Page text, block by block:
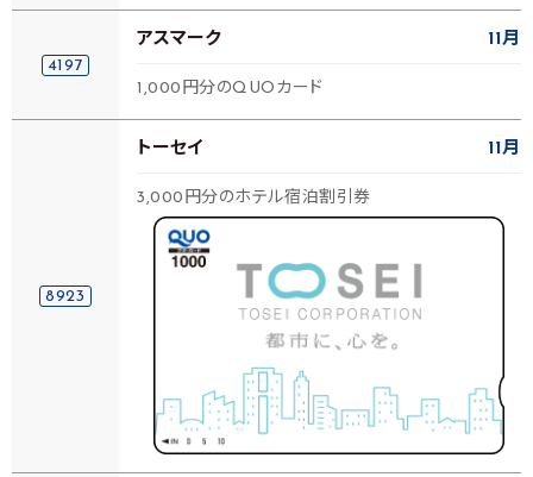
4197
アスマーク 11月
1,000円分のQUOカード
8923
トーセイ 11月
3,000円分のホテル宿泊割引券